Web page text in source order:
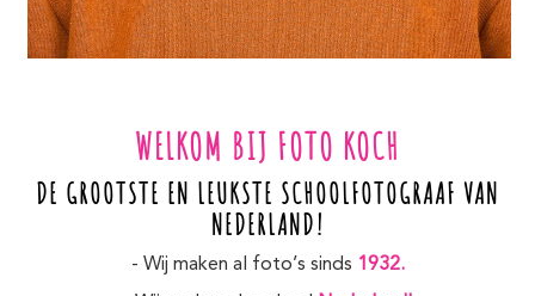
WELKOM BIJ FOTO KOCH
DE GROOTSTE EN LEUKSTE SCHOOLFOTOGRAAF VAN
NEDERLAND!
- Wij maken al foto’s sinds 1932.